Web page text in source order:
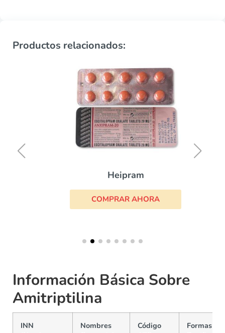
Productos relacionados:
Heipram
COMPRAR AHORA
Información Básica Sobre
Amitriptilina
INN
Nombres
Código
Formas y